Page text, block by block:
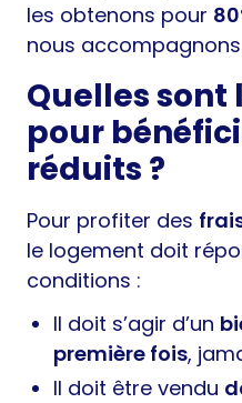
les obtenons pour
nous
Quelles sont
pour
réduits ?
Pour profiter des
le logement doit
conditions :
Il doit s’agir d’un
première fois,
Il doit être vendu